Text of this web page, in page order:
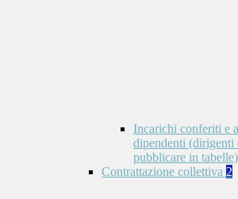
Incarichi conferiti e
dipendenti (dirigenti
pubblicare in tabelle)
Contrattazione collettiva 2